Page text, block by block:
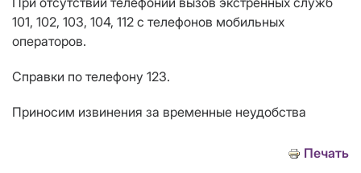
101, 102, 103, 104, 112 с телефонов мобильных
операторов.
Справки по телефону 123.
Приносим извинения за временные неудобства
Печать